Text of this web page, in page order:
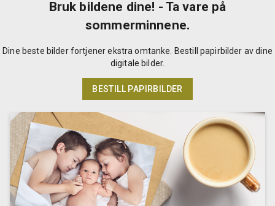
Bruk bildene dine! - Ta vare på
sommerminnene.
Dine beste bilder fortjener ekstra omtanke. Bestill papirbilder av dine
digitale bilder.
BESTILL PAPIRBILDER